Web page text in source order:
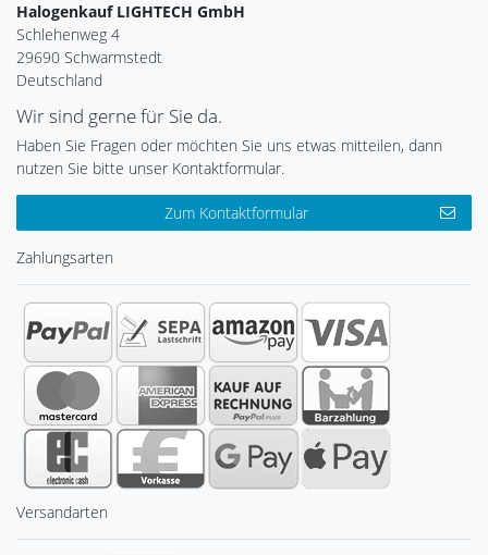
Halogenkauf LIGHTECH GmbH
Schlehenweg 4
29690 Schwarmstedt
Deutschland
Wir sind gerne für Sie da.
Haben Sie Fragen oder möchten Sie uns etwas mitteilen, dann
nutzen Sie bitte unser Kontaktformular.
Zum Kontaktformular
Zahlungsarten
Versandarten